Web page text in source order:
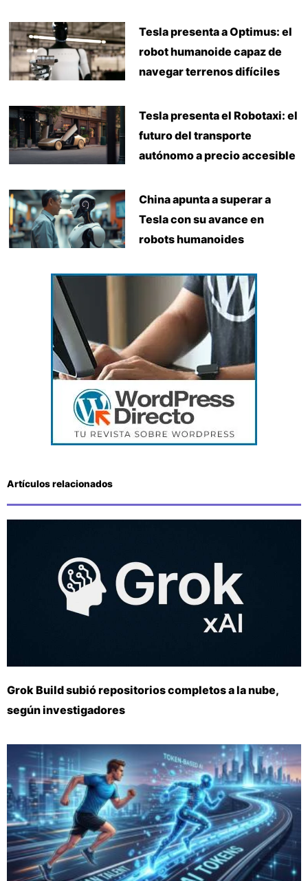
Tesla presenta a Optimus: el
robot humanoide capaz de
navegar terrenos difíciles
Tesla presenta el Robotaxi: el
futuro del transporte
autónomo a precio accesible
China apunta a superar a
Tesla con su avance en
robots humanoides
Artículos relacionados
Grok Build subió repositorios completos a la nube,
según investigadores